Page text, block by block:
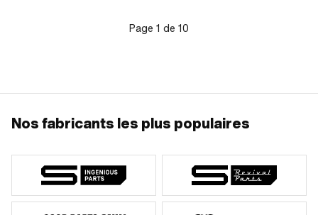
Page 1 de 10
Nos fabricants les plus populaires